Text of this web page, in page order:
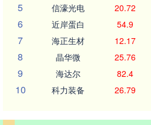
5 信濠光电 20.72
6 近岸蛋白 54.9
7 海正生材 12.17
8 晶华微 25.76
9 海达尔 82.4
10 科力装备 26.79